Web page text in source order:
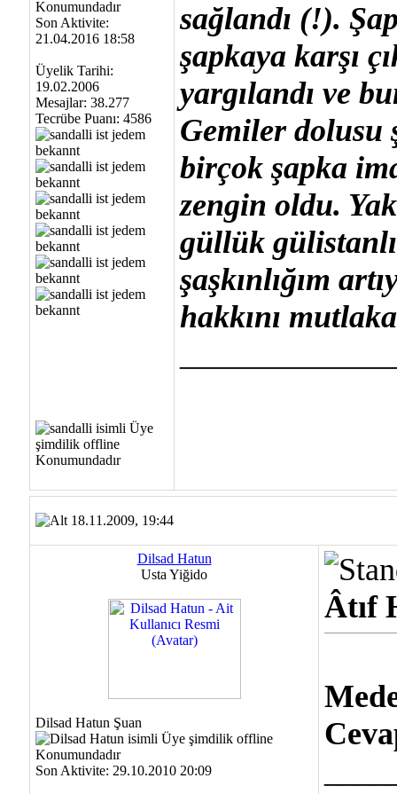
Son Aktivite:
21.04.2016 18:58
Üyelik Tarihi:
19.02.2006
Mesajlar: 38.277
Tecrübe Puanı: 4586
sağlandı (!).
şapkaya karşı
yargılandı ve
Gemiler dolusu
birçok şapka
zengin oldu.
güllük
şaşkınlığım
hakkını
18.11.2009, 19:44
Dilsad Hatun
Usta Yiğido
Dilsad Hatun Şuan
Son Aktivite: 29.10.2010 20:09
Âtıf